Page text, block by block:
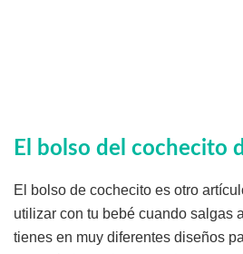
El bolso del cochecito
El bolso de cochecito es otro
utilizar con tu bebé cuando salgas
tienes en muy diferentes diseños